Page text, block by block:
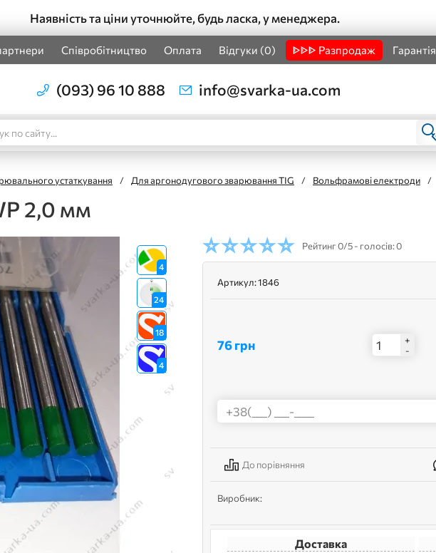
Наявність та ціни уточнюйте, будь ласка, у менеджера.
Співробітництво Оплата Відгуки (0) ᐈᐈᐈ Разпродаж Гарантія
(093) 96 10 888 info@svarka-ua.com
устаткування / Для аргонодугового зварювання TIG / Вольфрамові електроди /
2,0 мм
4
24
18
4
Рейтинг0/5 - голосів: 0
Артикул:1846
76 грн
+
-
До порівняння
Виробник:
Доставка